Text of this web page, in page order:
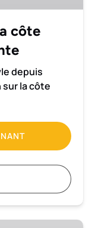
côte
depuis
la côte